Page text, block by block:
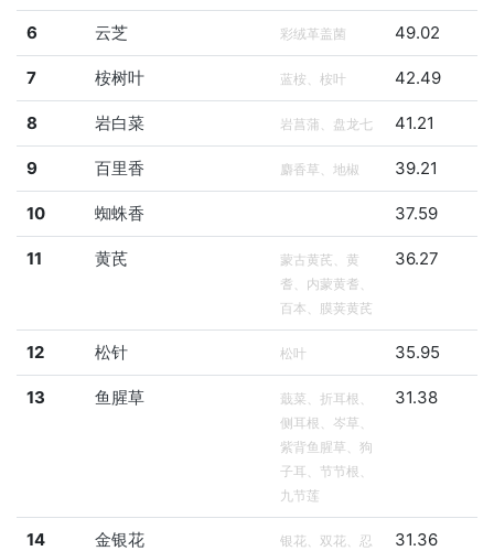
6 云芝 彩绒革盖菌 49.02
7 桉树叶 蓝桉、桉叶 42.49
8 岩白菜 岩菖蒲、盘龙七 41.21
9 百里香 麝香草、地椒 39.21
10 蜘蛛香 37.59
11 黄芪
蒙古黄芪、黄
耆、内蒙黄耆、
百本、膜荚黄芪
36.27
12 松针 松叶 35.95
13 鱼腥草
蕺菜、折耳根、
侧耳根、岑草、
紫背鱼腥草、狗
子耳、节节根、
九节莲
31.38
14 金银花
银花、双花、忍
31.36